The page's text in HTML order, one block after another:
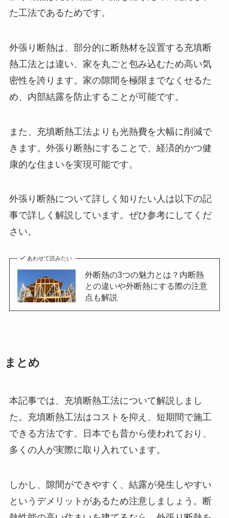
た工法であるためです。
外張り断熱は、部分的に断熱材を設置する充填断
熱工法とは違い、家を丸ごと包み込むため高い気
密性を誇ります。家の隙間を極限までなくせるた
め、内部結露を防止することが可能です。
また、充填断熱工法よりも光熱費を大幅に削減で
きます。外張り断熱にすることで、経済的かつ健
康的な住まいを実現可能です。
外張り断熱について詳しく知りたい人は以下の記
事で詳しく解説しています。ぜひ参考にしてくだ
さい。
あわせて読みたい
外断熱の3つの魅力とは？内断熱
との違いや外断熱にする際の注意
点も解説
まとめ
本記事では、充填断熱工法について解説しまし
た。充填断熱工法はコストを抑え、短期間で施工
できる方法です。日本でも昔から使われており、
多くの人が実際に取り入れています。
しかし、隙間ができやすく、結露が発生しやすい
というデメリットがあるため注意しましょう。断